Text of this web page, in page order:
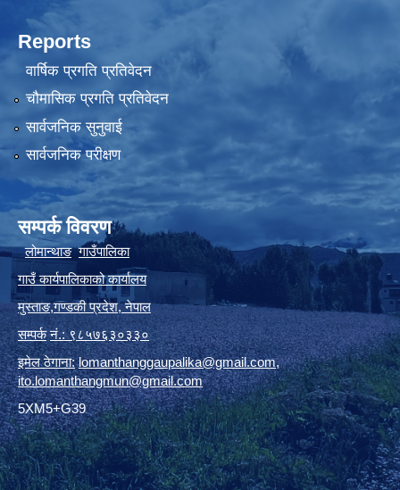
Reports
वार्षिक प्रगति प्रतिवेदन
चौमासिक प्रगति प्रतिवेदन
सार्वजनिक सुनुवाई
सार्वजनिक परीक्षण
सम्पर्क विवरण
लोमान्थाङ गाउँपालिका
गाउँ कार्यपालिकाको कार्यालय
मुस्ताङ,गण्डकी प्रदेश,नेपाल
सम्पर्क नं.: ९८५७६३०३३०
इमेल ठेगाना: lomanthanggaupalika@gmail.com,
ito.lomanthangmun@gmail.com
5XM5+G39